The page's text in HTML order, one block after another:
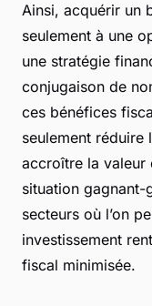
Ainsi, acquérir un
seulement à une
une stratégie
conjugaison de
ces bénéfices
seulement réduire
accroître la valeur
situation gagnant-
secteurs où l’on
investissement
fiscal minimisée.